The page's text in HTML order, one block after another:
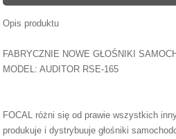
Opis produktu
FABRYCZNIE NOWE GŁOŚNIKI
MODEL: AUDITOR RSE-165
FOCAL różni się od prawie wszystkich
produkuje i dystrybuuje głośniki